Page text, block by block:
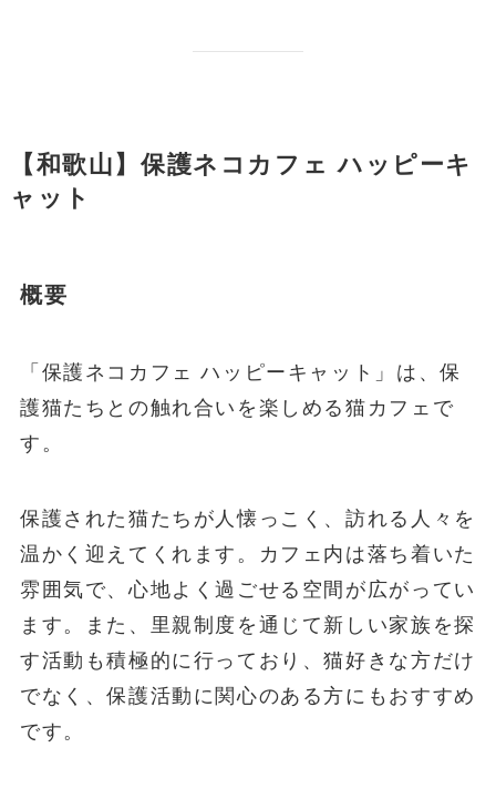
【和歌山】保護ネコカフェ ハッピーキ
ャット
概要
「保護ネコカフェ ハッピーキャット」は、保
護猫たちとの触れ合いを楽しめる猫カフェで
す。
保護された猫たちが人懐っこく、訪れる人々を
温かく迎えてくれます。カフェ内は落ち着いた
雰囲気で、心地よく過ごせる空間が広がってい
ます。また、里親制度を通じて新しい家族を探
す活動も積極的に行っており、猫好きな方だけ
でなく、保護活動に関心のある方にもおすすめ
です。